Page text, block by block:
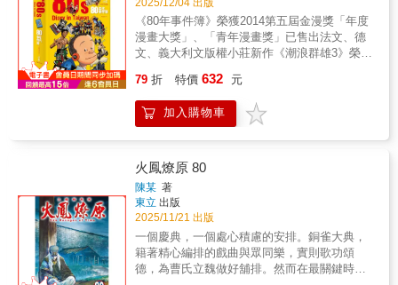
英雄傳》的誕生過程，也看見一位被譽為「天
才、鬼才、異才」的漫畫家，如何以畫筆賦予
歷史人物不朽的靈魂。
《80年事件簿》榮獲2014第五屆金漫獎「年度
漫畫大獎」、「青年漫畫獎」已售出法文、德
文、義大利文版權小莊新作《潮浪群雄3》榮獲
與世界的共感記憶那些棒球、錄音帶、電影、
霹靂舞、偉士牌與初戀的故事……我們都不曾
遺忘的80年代「恁爸也曾青春過！」看莊導的
緊地抱著我。對我來說，這就是種享受。――
柯一正╱導演小莊用極細膩的筆，畫出八○年代
的風景和風情，畫出那個時代隱隱躁動著的台
灣。――吳念真╱導演、作家這部漫畫勾起我
許多的回憶與感受。那個時代的光影是亮暗分
明的，光線是緩慢移動的，空氣是自由流動
的，人的影子能拉得長長的。――陳玉勳╱導
演小莊真實的圖畫、文字，帶著我走回我的青
79 折 特價 632 元
加入購物車
火鳳燎原 80
陳某 著
東立 出版
2025/11/21 出版
一個慶典，一個處心積慮的安排。銅雀大典，
籍著精心編排的戲曲與眾同樂，實則歌功頌
德，為曹氏立魏做好舖排。然而在最關鍵時